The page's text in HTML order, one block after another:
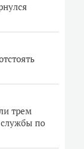
трем
по